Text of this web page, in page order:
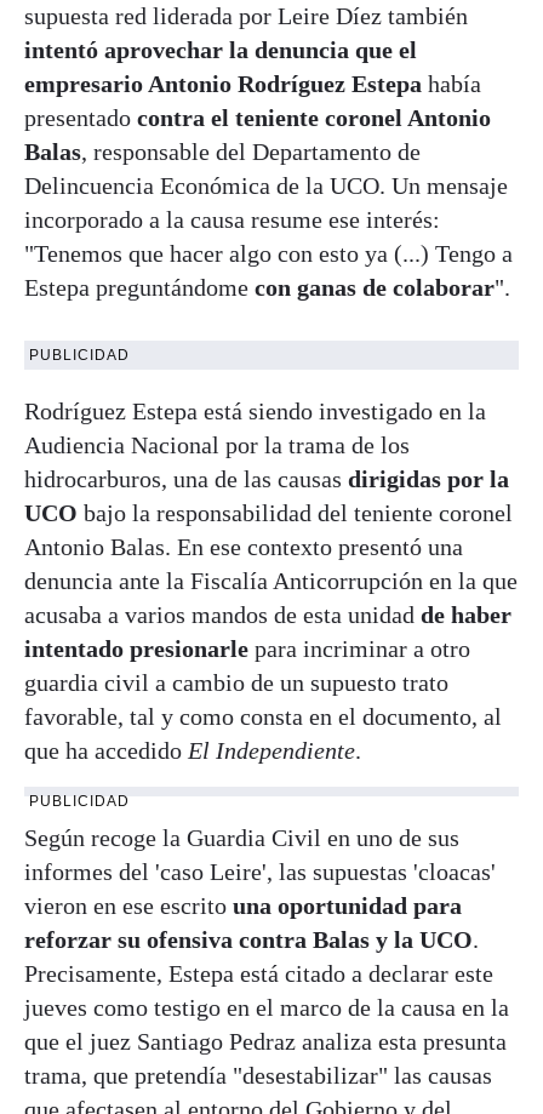
supuesta red liderada por Leire Díez también
intentó aprovechar la denuncia que el
empresario Antonio Rodríguez Estepa había
presentado contra el teniente coronel Antonio
Balas, responsable del Departamento de
Delincuencia Económica de la UCO. Un mensaje
incorporado a la causa resume ese interés:
"Tenemos que hacer algo con esto ya (...) Tengo a
Estepa preguntándome con ganas de colaborar".
PUBLICIDAD
Rodríguez Estepa está siendo investigado en la
Audiencia Nacional por la trama de los
hidrocarburos, una de las causas dirigidas por la
UCO bajo la responsabilidad del teniente coronel
Antonio Balas. En ese contexto presentó una
denuncia ante la Fiscalía Anticorrupción en la que
acusaba a varios mandos de esta unidad de haber
intentado presionarle para incriminar a otro
guardia civil a cambio de un supuesto trato
favorable, tal y como consta en el documento, al
que ha accedido El Independiente.
PUBLICIDAD
Según recoge la Guardia Civil en uno de sus
informes del 'caso Leire', las supuestas 'cloacas'
vieron en ese escrito una oportunidad para
reforzar su ofensiva contra Balas y la UCO.
Precisamente, Estepa está citado a declarar este
jueves como testigo en el marco de la causa en la
que el juez Santiago Pedraz analiza esta presunta
trama, que pretendía "desestabilizar" las causas
que afectasen al entorno del Gobierno y del